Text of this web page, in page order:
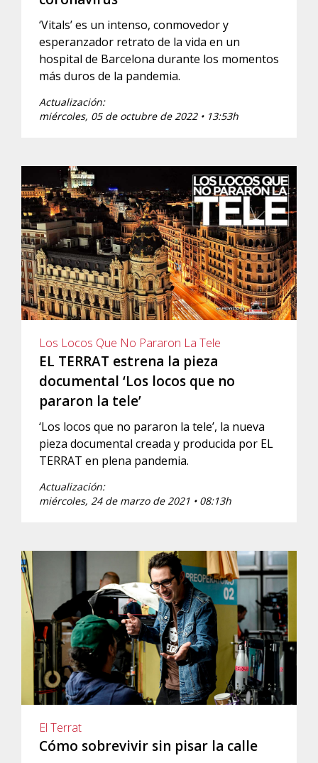
‘Vitals’ es un intenso, conmovedor y
esperanzador retrato de la vida en un
hospital de Barcelona durante los momentos
más duros de la pandemia.
Actualización:
miércoles, 05 de octubre de 2022 • 13:53h
Los Locos Que No Pararon La Tele
EL TERRAT estrena la pieza
documental ‘Los locos que no
pararon la tele’
‘Los locos que no pararon la tele’, la nueva
pieza documental creada y producida por EL
TERRAT en plena pandemia.
Actualización:
miércoles, 24 de marzo de 2021 • 08:13h
El Terrat
Cómo sobrevivir sin pisar la calle